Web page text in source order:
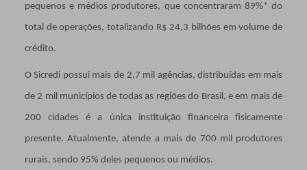
pequenos e médios produtores, que concentraram 89%* do
total de operações, totalizando R$ 24,3 bilhões em volume de
crédito.
O Sicredi possui mais de 2,7 mil agências, distribuídas em mais
de 2 mil municípios de todas as regiões do Brasil, e em mais de
200 cidades é a única instituição financeira fisicamente
presente. Atualmente, atende a mais de 700 mil produtores
rurais, sendo 95% deles pequenos ou médios.